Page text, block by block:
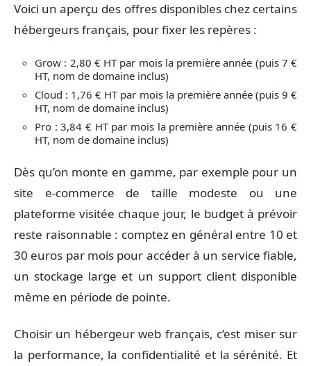
Voici un aperçu des offres disponibles chez certains
hébergeurs français, pour fixer les repères :
Grow : 2,80 € HT par mois la première année (puis 7 €
HT, nom de domaine inclus)
Cloud : 1,76 € HT par mois la première année (puis 9 €
HT, nom de domaine inclus)
Pro : 3,84 € HT par mois la première année (puis 16 €
HT, nom de domaine inclus)
Dès qu’on monte en gamme, par exemple pour un
site e-commerce de taille modeste ou une
plateforme visitée chaque jour, le budget à prévoir
reste raisonnable : comptez en général entre 10 et
30 euros par mois pour accéder à un service fiable,
un stockage large et un support client disponible
même en période de pointe.
Choisir un hébergeur web français, c’est miser sur
la performance, la confidentialité et la sérénité. Et